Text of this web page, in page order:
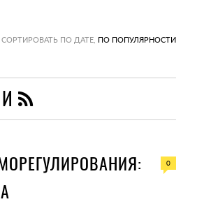
СОРТИРОВАТЬ ПО ДАТЕ, ПО ПОПУЛЯРНОСТИ
0